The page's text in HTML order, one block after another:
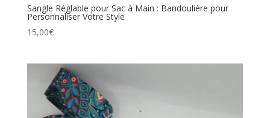
Sangle Réglable pour Sac à Main : Bandoulière pour
Personnaliser Votre Style
15,00€